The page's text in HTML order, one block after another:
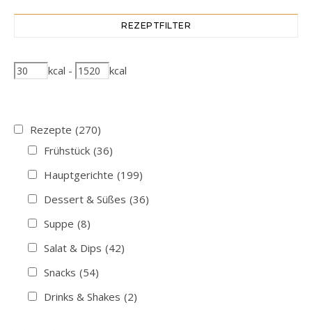
REZEPTFILTER
kcal - kcal
Rezepte (270)
Frühstück (36)
Hauptgerichte (199)
Dessert & Süßes (36)
Suppe (8)
Salat & Dips (42)
Snacks (54)
Drinks & Shakes (2)